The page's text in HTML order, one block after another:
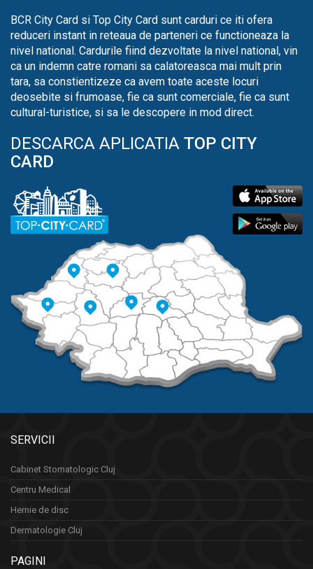
BCR City Card si Top City Card sunt carduri ce iti ofera
reduceri instant in reteaua de parteneri ce functioneaza la
nivel national. Cardurile fiind dezvoltate la nivel national, vin
ca un indemn catre romani sa calatoreasca mai mult prin
tara, sa constientizeze ca avem toate aceste locuri
deosebite si frumoase, fie ca sunt comerciale, fie ca sunt
cultural-turistice, si sa le descopere in mod direct.
DESCARCA APLICATIA TOP CITY
CARD
SERVICII
Cabinet Stomatologic Cluj
Centru Medical
Hernie de disc
Dermatologie Cluj
PAGINI